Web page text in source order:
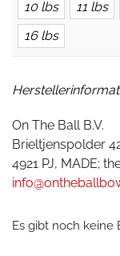
10 lbs 11 lbs
16 lbs
On The Ball B.V.
Brieltjenspolder
4921 PJ, MADE;
Es gibt noch keine